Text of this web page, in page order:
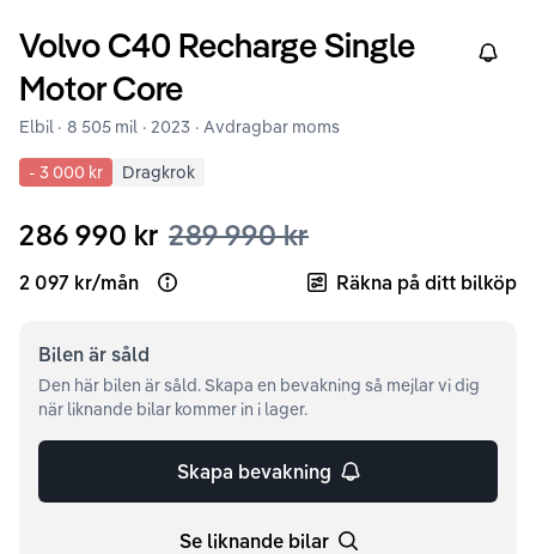
Volvo C40 Recharge Single
Motor Core
Right
Elbil · 8 505 mil · 2023 · Avdragbar moms
- 3 000 kr Dragkrok
286 990 kr 289 990 kr
2 097 kr/mån Open loan example Räkna på ditt bilköp
Bilen är såld
Den här bilen är såld. Skapa en bevakning så mejlar vi dig
när liknande bilar kommer in i lager.
Skapa bevakning
Se liknande bilar